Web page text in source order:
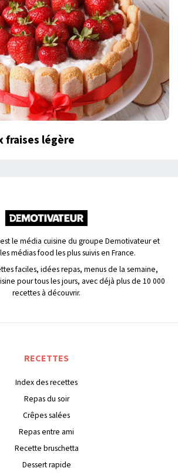
fraises légère
le média cuisine du groupe Demotivateur et
médias food les plus suivis en France.
faciles, idées repas, menus de la semaine,
pour tous les jours, avec déjà plus de 10 000
recettes à découvrir.
RECETTES
Index des recettes
Repas du soir
Crêpes salées
Repas entre ami
Recette bruschetta
Dessert rapide